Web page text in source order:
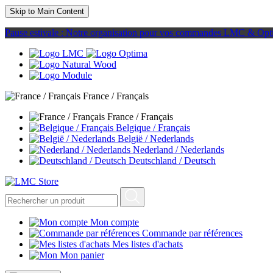
Skip to Main Content
Pause estivale : Notre organisation pour vos commandes LMC &
France / Français
France / Français
Belgique / Français
België / Nederlands
Nederland / Nederlands
Deutschland / Deutsch
Mon compte
Commande par références
Mes listes d'achats
Mon panier